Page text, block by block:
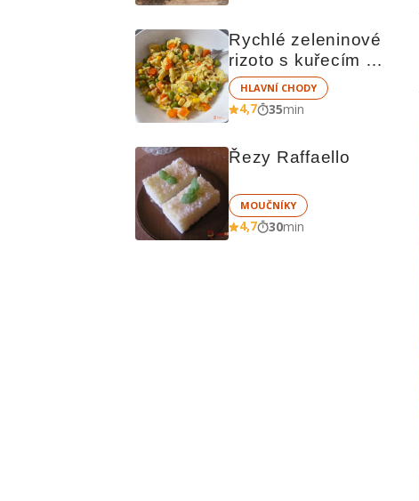
Rychlé zeleninové
rizoto s kuřecím
masem
HLAVNÍ CHODY
4,7 35min
Řezy Raffaello
MOUČNÍKY
4,7 30min